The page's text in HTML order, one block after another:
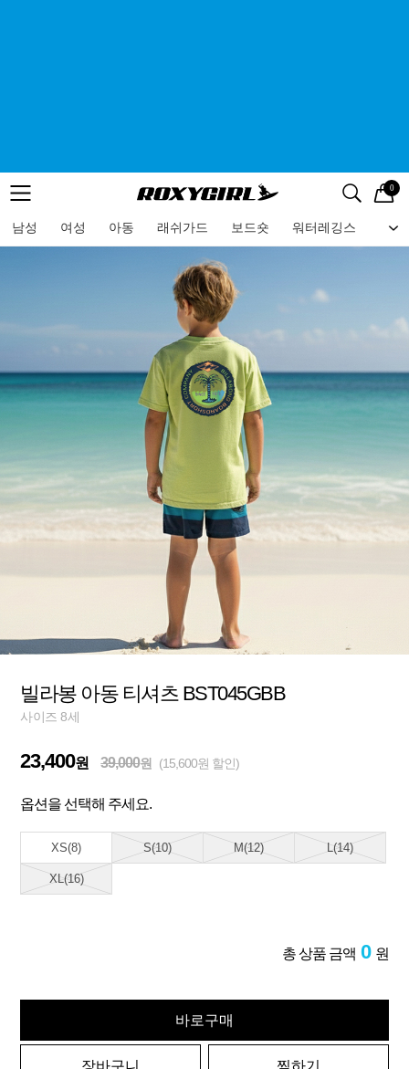
메뉴 검색
로고 0
남성 여성 아동 래쉬가드 보드숏 워터레깅스 비
메뉴
빌라봉 아동 티셔츠 BST045GBB
사이즈 8세
23,400원 39,000원 (15,600원 할인)
옵션을 선택해 주세요.
XS(8) S(10) M(12) L(14)
XL(16)
총 상품 금액 0 원
바로구매
장바구니 찜하기